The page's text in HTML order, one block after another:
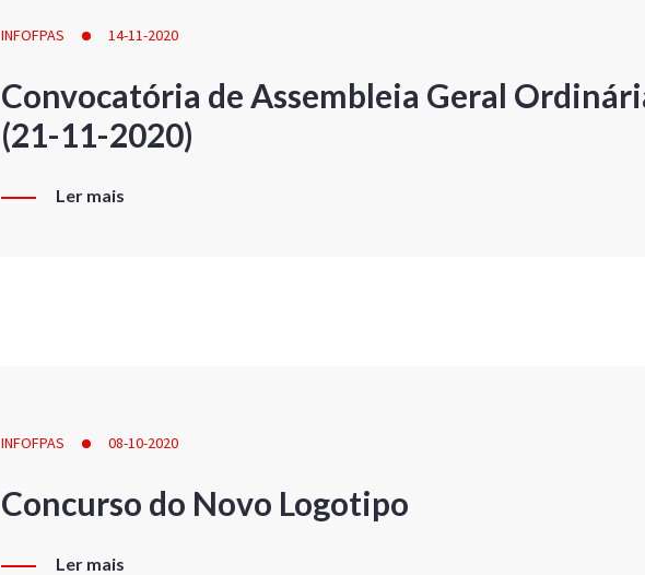
INFOFPAS 14-11-2020
Convocatória de Assembleia Geral
(21-11-2020)
Ler mais
INFOFPAS 08-10-2020
Concurso do Novo Logotipo
Ler mais